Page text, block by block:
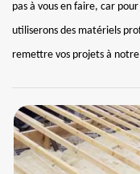
pas à vous en faire, car
utiliserons des matériels
remettre vos projets à